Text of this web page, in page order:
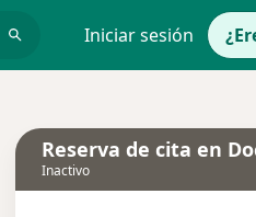
Iniciar sesión
Reserva de cita en
Inactivo